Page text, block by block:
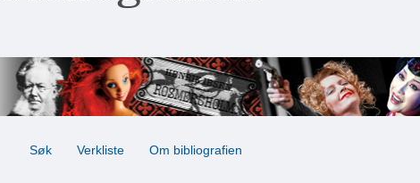
Søk Verkliste Om bibliografien